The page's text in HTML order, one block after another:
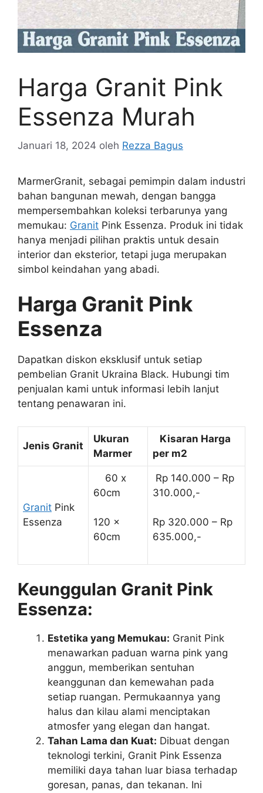
Harga Granit Pink
Essenza Murah
Januari 18, 2024 oleh Rezza Bagus
MarmerGranit, sebagai pemimpin dalam industri
bahan bangunan mewah, dengan bangga
mempersembahkan koleksi terbarunya yang
memukau: Granit Pink Essenza. Produk ini tidak
hanya menjadi pilihan praktis untuk desain
interior dan eksterior, tetapi juga merupakan
simbol keindahan yang abadi.
Harga Granit Pink
Essenza
Dapatkan diskon eksklusif untuk setiap
pembelian Granit Ukraina Black. Hubungi tim
penjualan kami untuk informasi lebih lanjut
tentang penawaran ini.
Jenis Granit
Ukuran
Marmer
Kisaran Harga
per m2
Granit Pink
Essenza
60 x
60cm
120 x
60cm
Rp 140.000 – Rp
310.000,-
Rp 320.000 – Rp
635.000,-
Keunggulan Granit Pink
Essenza:
Estetika yang Memukau: Granit Pink
menawarkan paduan warna pink yang
anggun, memberikan sentuhan
keanggunan dan kemewahan pada
setiap ruangan. Permukaannya yang
halus dan kilau alami menciptakan
atmosfer yang elegan dan hangat.
Tahan Lama dan Kuat: Dibuat dengan
teknologi terkini, Granit Pink Essenza
memiliki daya tahan luar biasa terhadap
goresan, panas, dan tekanan. Ini